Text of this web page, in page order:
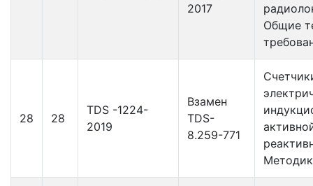
2017
Общие
28 28
TDS -1224-
2019
Взамен
TDS-
8.259-771